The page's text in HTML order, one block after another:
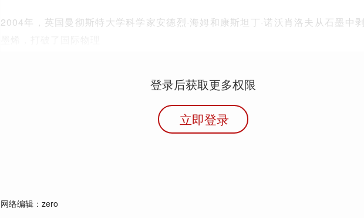
2004年，英国曼彻斯特大学科学家安德烈·海姆和康斯坦丁·诺沃肖洛夫从石墨中
登录后获取更多权限
立即登录
网络编辑：zero